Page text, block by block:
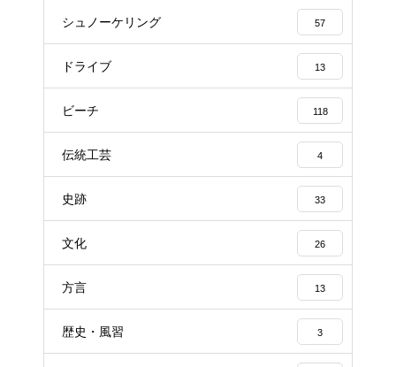
シュノーケリング 57
ドライブ 13
ビーチ 118
伝統工芸 4
史跡 33
文化 26
方言 13
歴史・風習 3